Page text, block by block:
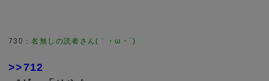
730 ：名無しの読者さん(｀・ω・´)
>>712